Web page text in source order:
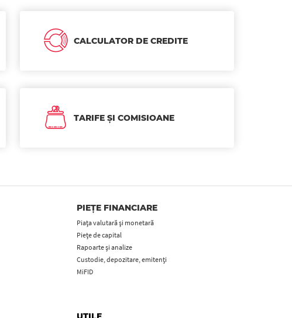
CALCULATOR DE CREDITE
TARIFE ȘI COMISIOANE
PIEȚE FINANCIARE
Piața valutară și monetară
Piețe de capital
Rapoarte și analize
Custodie, depozitare, emitenți
MiFID